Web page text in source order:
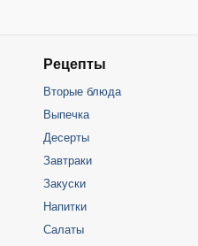
Рецепты
Вторые блюда
Выпечка
Десерты
Завтраки
Закуски
Напитки
Салаты